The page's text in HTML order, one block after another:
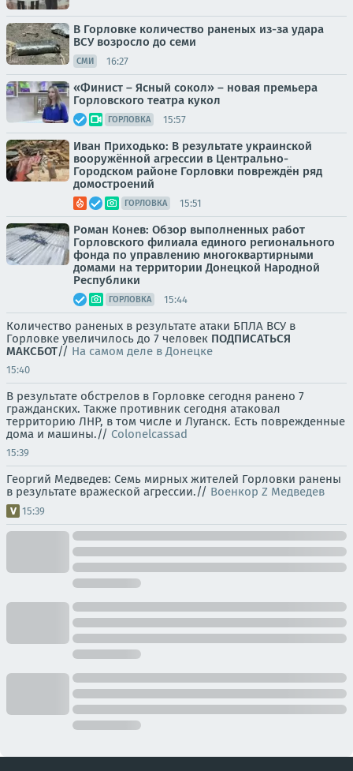
В Горловке количество раненых из-за удара
ВСУ возросло до семи
СМИ 16:27
«Финист – Ясный сокол» – новая премьера
Горловского театра кукол
ГОРЛОВКА 15:57
Иван Приходько: В результате украинской
вооружённой агрессии в Центрально-
Городском районе Горловки повреждён ряд
домостроений
ГОРЛОВКА 15:51
Роман Конев: Обзор выполненных работ
Горловского филиала единого регионального
фонда по управлению многоквартирными
домами на территории Донецкой Народной
Республики
ГОРЛОВКА 15:44
Количество раненых в результате атаки БПЛА ВСУ в
Горловке увеличилось до 7 человек ПОДПИСАТЬСЯ
MAКСБОТ// На самом деле в Донецке
15:40
В результате обстрелов в Горловке сегодня ранено 7
гражданских. Также противник сегодня атаковал
территорию ЛНР, в том числе и Луганск. Есть поврежденные
дома и машины.// Colonelcassad
15:39
Георгий Медведев: Семь мирных жителей Горловки ранены
в результате вражеской агрессии.// Военкор Z Медведев
15:39